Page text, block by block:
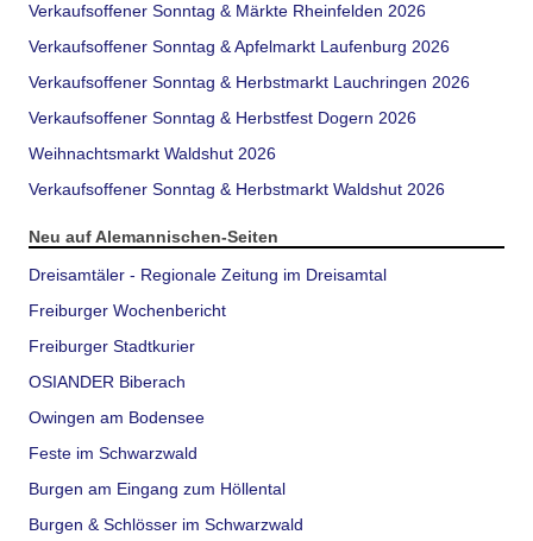
Verkaufsoffener Sonntag & Märkte Rheinfelden 2026
Verkaufsoffener Sonntag & Apfelmarkt Laufenburg 2026
Verkaufsoffener Sonntag & Herbstmarkt Lauchringen 2026
Verkaufsoffener Sonntag & Herbstfest Dogern 2026
Weihnachtsmarkt Waldshut 2026
Verkaufsoffener Sonntag & Herbstmarkt Waldshut 2026
Neu auf Alemannischen-Seiten
Dreisamtäler - Regionale Zeitung im Dreisamtal
Freiburger Wochenbericht
Freiburger Stadtkurier
OSIANDER Biberach
Owingen am Bodensee
Feste im Schwarzwald
Burgen am Eingang zum Höllental
Burgen & Schlösser im Schwarzwald